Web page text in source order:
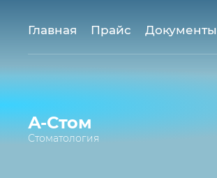
Главная Прайс Документы
А-Стом
Стоматология